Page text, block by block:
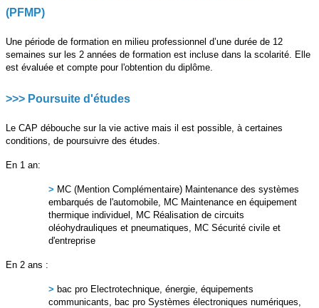
(PFMP)
Une période de formation en milieu professionnel d’une durée de 12
semaines sur les 2 années de formation est incluse dans la scolarité. Elle
est évaluée et compte pour l'obtention du diplôme.
>>> Poursuite d'études
Le CAP débouche sur la vie active mais il est possible, à certaines
conditions, de poursuivre des études.
En 1 an:
> MC (Mention Complémentaire) Maintenance des systèmes
embarqués de l'automobile, MC Maintenance en équipement
thermique individuel, MC Réalisation de circuits
oléohydrauliques et pneumatiques, MC Sécurité civile et
d'entreprise
En 2 ans :
> bac pro Electrotechnique, énergie, équipements
communicants, bac pro Systèmes électroniques numériques,